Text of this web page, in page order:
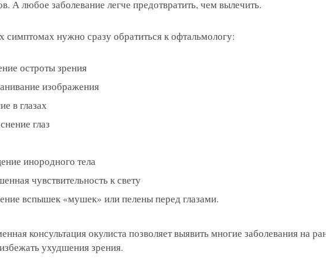
А любое заболевание легче предотвратить, чем вылечить.
симптомах нужно сразу обратиться к офтальмологу:
остроты зрения
изображения
в глазах
глаз
инородного тела
чувствительность к свету
вспышек «мушек» или пелены перед глазами.
консультация окулиста позволяет выявить многие заболевания на
ухудшения зрения.
на прием в
с
отзыв
обращение или
линзы по